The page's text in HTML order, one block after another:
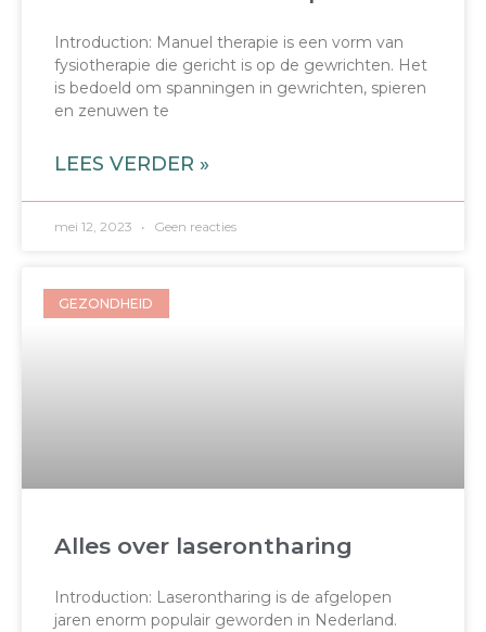
Introduction: Manuel therapie is een vorm van
fysiotherapie die gericht is op de gewrichten. Het
is bedoeld om spanningen in gewrichten, spieren
en zenuwen te
LEES VERDER »
mei 12, 2023 Geen reacties
GEZONDHEID
Alles over laserontharing
Introduction: Laserontharing is de afgelopen
jaren enorm populair geworden in Nederland.